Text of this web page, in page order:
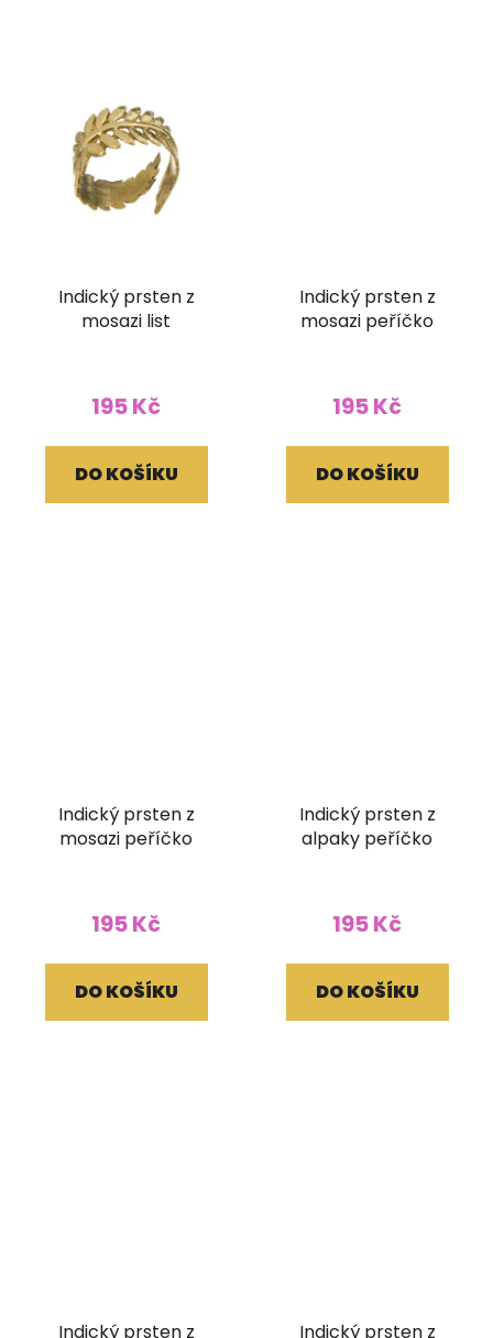
Indický prsten z
mosazi list
195 Kč
DO KOŠÍKU
Indický prsten z
mosazi peříčko
195 Kč
DO KOŠÍKU
Indický prsten z
mosazi peříčko
195 Kč
DO KOŠÍKU
Indický prsten z
alpaky peříčko
195 Kč
DO KOŠÍKU
Indický prsten z
Indický prsten z